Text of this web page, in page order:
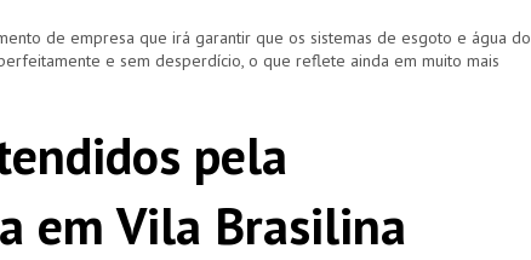
de empresa que irá garantir que os sistemas de esgoto e água do
e sem desperdício, o que reflete ainda em muito mais
pela
em Vila Brasilina